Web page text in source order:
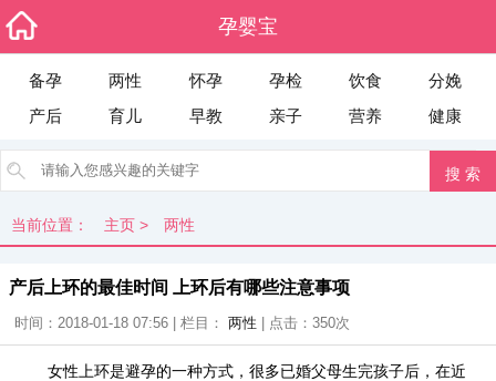
孕婴宝
备孕 两性 怀孕 孕检 饮食
分娩
产后
育儿 早教 亲子 营养 健康
当前位置： 主页 > 两性
产后上环的最佳时间 上环后有哪些注意事项
时间：2018-01-18 07:56 | 栏目： 两性 | 点击： 350次
女性上环是避孕的一种方式，很多已婚父母生完孩子后，在近